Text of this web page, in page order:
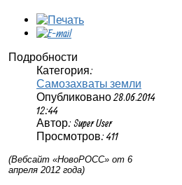
Подробности
Категория:
Самозахваты земли
Опубликовано 28.06.2014
12:44
Автор: Super User
Просмотров: 411
(Вебсайт «НовоРОСС» от 6
апреля 2012 года)